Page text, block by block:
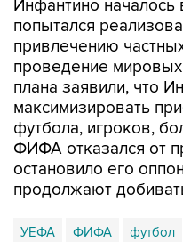
Инфантино началось
попытался
привлечению
проведение
плана заявили, что
максимизировать
футбола, игроков,
ФИФА отказался от
остановило его
продолжают
УЕФА ФИФА футбол